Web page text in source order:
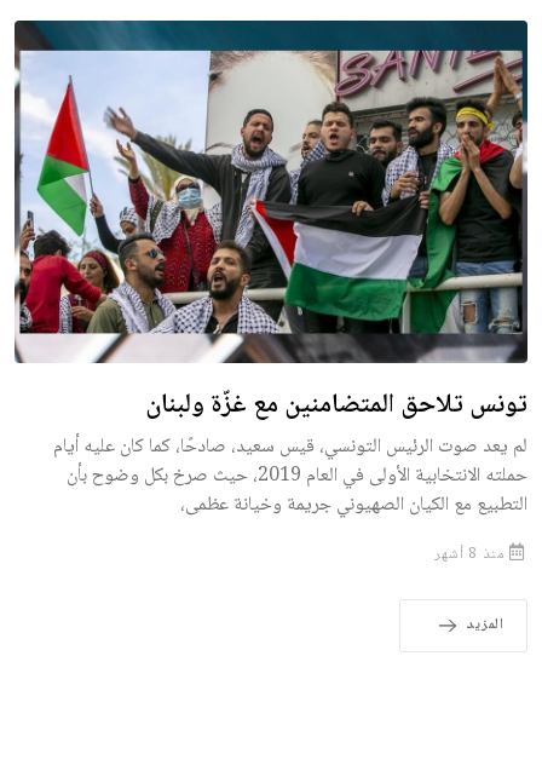
تونس تلاحق المتضامنين مع غزّة ولبنان
لم يعد صوت الرئيس التونسي، قيس سعيد، صادحًا، كما كان عليه أيام
حملته الانتخابية الأولى في العام 2019، حيث صرخ بكل وضوح بأن
التطبيع مع الكيان الصهيوني جريمة وخيانة عظمى،
منذ 8 أشهر
المزيد